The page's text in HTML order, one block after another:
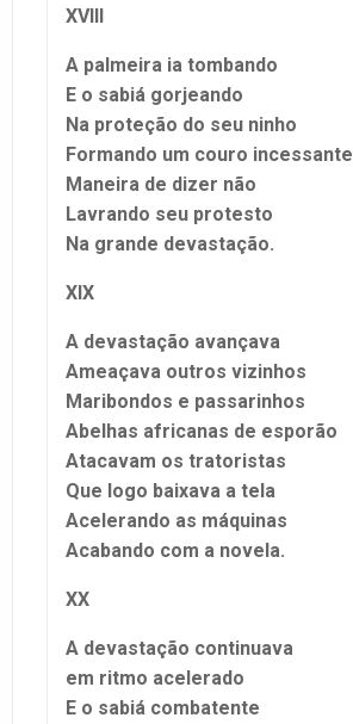
XVIII
A palmeira ia tombando
E o sabiá gorjeando
Na proteção do seu ninho
Formando um couro incessante
Maneira de dizer não
Lavrando seu protesto
Na grande devastação.
XIX
A devastação avançava
Ameaçava outros vizinhos
Maribondos e passarinhos
Abelhas africanas de esporão
Atacavam os tratoristas
Que logo baixava a tela
Acelerando as máquinas
Acabando com a novela.
XX
A devastação continuava
em ritmo acelerado
E o sabiá combatente